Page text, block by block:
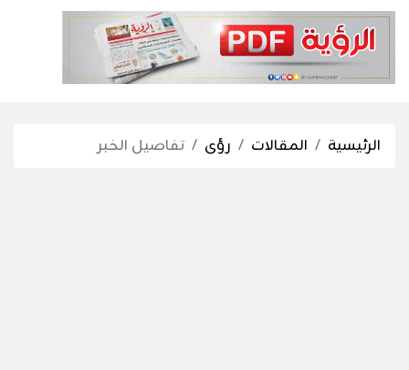
الرئيسية المقالات رؤى تفاصيل الخبر